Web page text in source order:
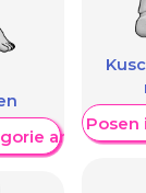
anzeigen
Weitere